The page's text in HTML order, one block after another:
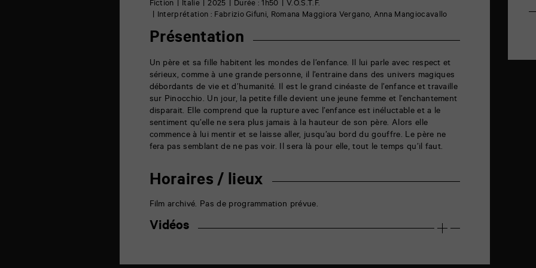
Fiction Italie 2025 Durée : 1h50
V.O.S.T.F.
Interprétation : Fabrizio Gifuni, Romana Maggiora Vergano, Anna Mangiocavallo
Présentation
Un père et sa fille habitent les mondes de l’enfance. Il lui parle avec respect et
sérieux, comme à une grande personne, il l’entraine dans des univers magiques
débordants de vie et d’humanité. Il est le grand cinéaste de l’enfance et travaille
sur Pinocchio. Un jour, la petite fille devient une jeune femme et l’enchantement
disparait. Elle comprend que la rupture avec l’enfance est inéluctable et a le
sentiment qu’elle ne sera plus jamais à la hauteur de son père. Alors elle
commence à lui mentir et se laisse aller, jusqu’au bord du gouffre. Le père ne
fera pas semblant de ne pas voir. Il sera là pour elle, tout le temps qu’il faut.
Horaires / lieux
Film archivé. Pas de programmation prévue.
Vidéos